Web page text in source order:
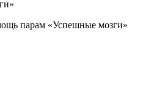
парам «Успешные мозги»